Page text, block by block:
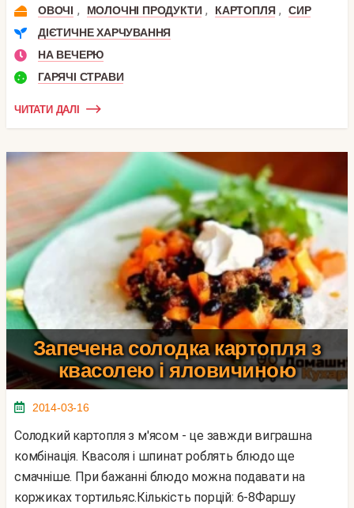
ОВОЧІ , МОЛОЧНІ ПРОДУКТИ , КАРТОПЛЯ ,
СИР
ДІЄТИЧНЕ ХАРЧУВАННЯ
НА ВЕЧЕРЮ
ГАРЯЧІ СТРАВИ
ЧИТАТИ ДАЛІ
Запечена солодка картопля з
квасолею і яловичиною
2014-03-16
Солодкий картопля з м'ясом - це завжди виграшна
комбінація. Квасоля і шпинат роблять блюдо ще
смачніше. При бажанні блюдо можна подавати на
коржиках тортильяс.Кількість порцій: 6-8Фаршу